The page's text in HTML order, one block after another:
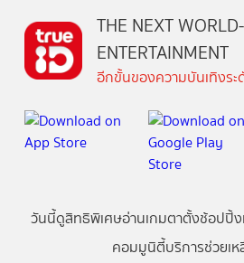
THE NEXT
ENTERTAINMENT
อีกขั้นของความบันเทิงร
วันนี้ดูสิทธิพิเศษอ่านเกมตาตั้งช้อปปิ้ง
คอมมูนิตี้บริการช่วยเ